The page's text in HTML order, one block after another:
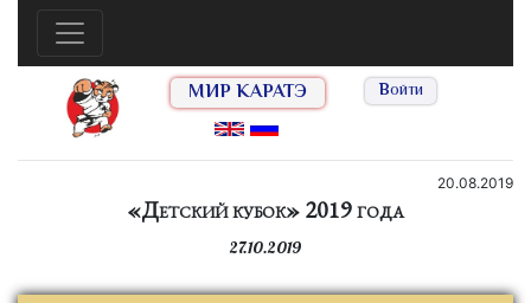
МИР КАРАТЭ Войти
20.08.2019
«Детский кубок» 2019 года
27.10.2019